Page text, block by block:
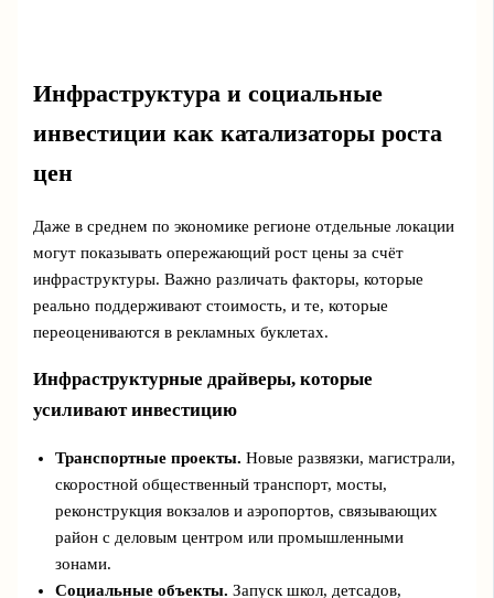
Инфраструктура и социальные
инвестиции как катализаторы роста
цен
Даже в среднем по экономике регионе отдельные локации
могут показывать опережающий рост цены за счёт
инфраструктуры. Важно различать факторы, которые
реально поддерживают стоимость, и те, которые
переоцениваются в рекламных буклетах.
Инфраструктурные драйверы, которые
усиливают инвестицию
Транспортные проекты. Новые развязки, магистрали,
скоростной общественный транспорт, мосты,
реконструкция вокзалов и аэропортов, связывающих
район с деловым центром или промышленными
зонами.
Социальные объекты. Запуск школ, детсадов,